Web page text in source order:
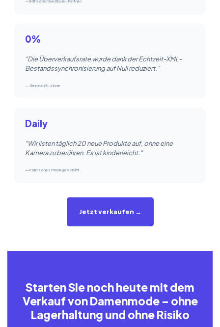
0%
"Die Überverkaufsrate wurde dank der Echtzeit-XML-
Bestandssynchronisierung auf Null reduziert."
— German E-store
Daily
"Wir listen täglich 20 neue Produkte auf, ohne eine
Kamera zu berühren. Es ist kinderleicht."
—Polnisches Modegeschäft
Jetzt verkaufen →
Starten Sie noch heute mit dem
Verkauf von Damenmode – ohne
Lagerhaltung und ohne Risiko